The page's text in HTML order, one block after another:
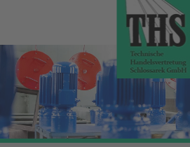
Skip to main content